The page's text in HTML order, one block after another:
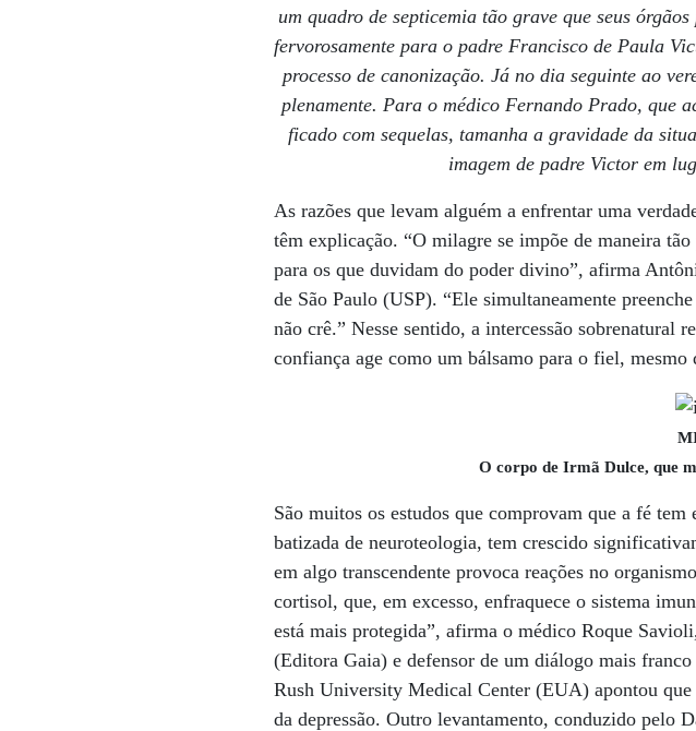
um quadro de septicemia tão grave que seus
fervorosamente para o padre Francisco de Paula
processo de canonização. Já no dia seguinte ao
plenamente. Para o médico Fernando Prado, que
ficado com sequelas, tamanha a gravidade da
imagem de padre Victor em
As razões que levam alguém a enfrentar uma
têm explicação. “O milagre se impõe de maneira
para os que duvidam do poder divino”, afirma
de São Paulo (USP). “Ele simultaneamente
não crê.” Nesse sentido, a intercessão sobrenatural
confiança age como um bálsamo para o fiel,
O corpo de Irmã Dulce, que
São muitos os estudos que comprovam que a fé
batizada de neuroteologia, tem crescido
em algo transcendente provoca reações no
cortisol, que, em excesso, enfraquece o sistema
está mais protegida”, afirma o médico Roque
(Editora Gaia) e defensor de um diálogo mais
Rush University Medical Center (EUA) apontou que
da depressão. Outro levantamento, conduzido pelo